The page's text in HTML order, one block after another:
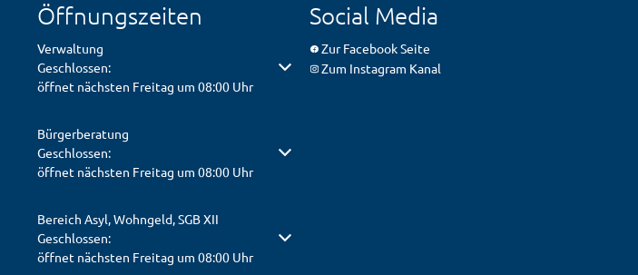
Öffnungszeiten
Verwaltung
Klicken, um weitere Öffnungs- oder Schließzeiten auszublenden
Geschlossen:
öffnet nächsten Freitag um 08:00 Uhr
Bürgerberatung
Klicken, um weitere Öffnungs- oder Schließzeiten auszublenden
Geschlossen:
öffnet nächsten Freitag um 08:00 Uhr
Bereich Asyl, Wohngeld, SGB XII
Klicken, um weitere Öffnungs- oder Schließzeiten auszublenden
Geschlossen:
öffnet nächsten Freitag um 08:00 Uhr
Social Media
Zur Facebook Seite
Zum Instagram Kanal